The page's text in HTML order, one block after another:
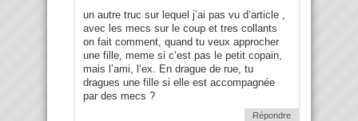
un autre truc sur lequel j’ai pas vu d’article ,
avec les mecs sur le coup et tres collants
on fait comment, quand tu veux approcher
une fille, meme si c’est pas le petit copain,
mais l’ami, l’ex. En drague de rue, tu
dragues une fille si elle est accompagnée
par des mecs ?
Répondre